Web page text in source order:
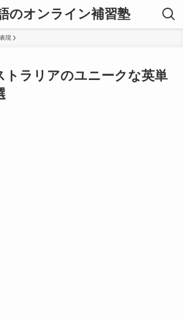
のオンライン補習塾
現
トラリアのユニークな英単